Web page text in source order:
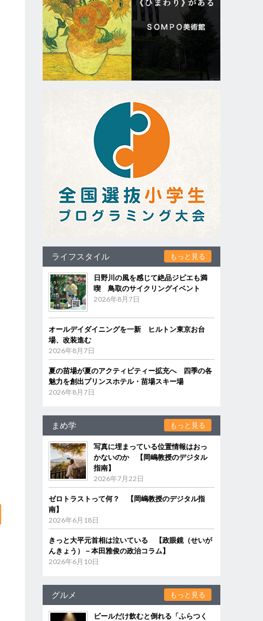
ライフスタイル もっと見る
日野川の風を感じて絶品ジビエも満
喫 鳥取のサイクリングイベント
2026年8月7日
オールデイダイニングを一新 ヒルトン東京お台
場、改装進む
2026年8月7日
夏の苗場が夏のアクティビティー拡充へ 四季の各
魅力を創出プリンスホテル・苗場スキー場
2026年8月7日
まめ学 もっと見る
写真に埋まっている位置情報はおっ
かないのか 【岡嶋教授のデジタル
指南】
2026年7月22日
ゼロトラストって何？ 【岡嶋教授のデジタル指
南】
2026年6月18日
きっと大平元首相は泣いている 【政眼鏡（せいが
んきょう）－本田雅俊の政治コラム】
2026年6月10日
グルメ もっと見る
ビールだけ飲むと倒れる「ふらつく